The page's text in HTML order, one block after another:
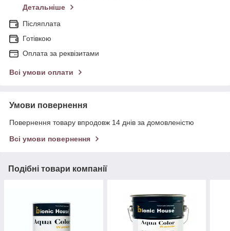
Детальніше
Післяплата
Готівкою
Оплата за реквізитами
Всі умови оплати
Умови повернення
Повернення товару впродовж 14 днів за домовленістю
Всі умови повернення
Подібні товари компанії